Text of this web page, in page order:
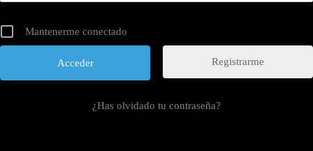
Mantenerme conectado
Registrarme
¿Has olvidado tu contraseña?